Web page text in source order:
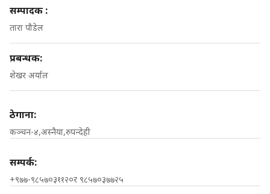
सम्पादक :
तारा पौडेल
प्रबन्धक:
शेखर अर्याल
ठेगाना:
कञ्चन-४,अस्नैया,रुपन्देही
सम्पर्क:
+९७७-९८५७०३११२०र ९८५७०३७७२५